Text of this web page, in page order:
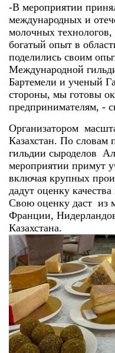
-В мероприятии
международных и
молочных
богатый опыт в
поделились своим
Международной
Бартемели и ученый
стороны, мы готовы
предпринимателям, -
Организатором
Казахстан. По словам
гильдии сыроделов
мероприятии примут
включая крупных
дадут оценку
Свою оценку даст из
Франции,
Казахстана.